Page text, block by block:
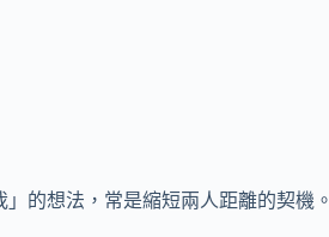
的想法，常是縮短兩人距離的契機。